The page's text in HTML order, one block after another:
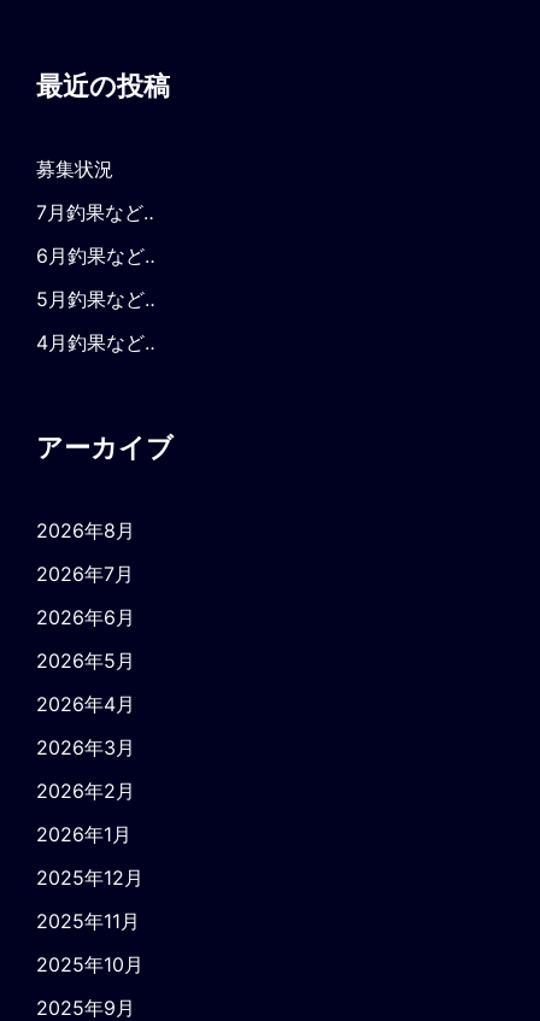
最近の投稿
募集状況
7月釣果など‥
6月釣果など‥
5月釣果など‥
4月釣果など‥
アーカイブ
2026年8月
2026年7月
2026年6月
2026年5月
2026年4月
2026年3月
2026年2月
2026年1月
2025年12月
2025年11月
2025年10月
2025年9月